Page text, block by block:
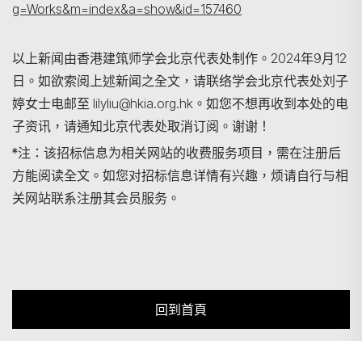
g=Works&m=index&a=show&id=157460
以上新闻由香港建筑师学会北京代表处制作。2024年9月12
日。如欲索阅上述新闻之全文，请联络学会北京代表处刘子
婷女士电邮至 lilyliu@hkia.org.hk。如您不想再收到本处的电
子资讯，请通知北京代表处取消订阅。谢谢！
*注：该招标信息为相关网站的收费服务项目，需在注册后
方能阅读全文。如您对招标信息详情有兴趣，烦请自行与相
关网站联系注册其会员服务。
回到首頁